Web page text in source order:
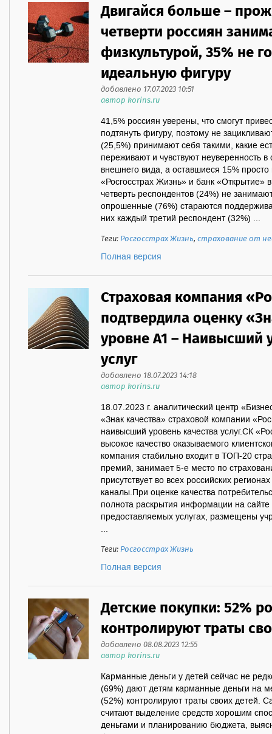
Двигайся больше –
четверти россиян
физкультурой, 35% не
идеальную фигуру
добавлено 17.07.2023 10:51
автор korins.ru
41,5% россиян уверены, что смогут
подтянуть фигуру, поэтому не
(25,5%) принимают себя такими, какие
переживают и чувствуют неуверенность
внешнего вида, а оставшиеся 15%
«Росгосстрах Жизнь» и банк «Открытие»
четверть респондентов (24%) не
опрошенные (76%) стараются
них каждый третий респондент (32%) ...
Теги:Росгосстрах Жизнь,страхование от
Полная версия
Страховая компания
подтвердила оценку
уровне А1 – Наивысший
услуг
добавлено 18.07.2023 14:18
автор korins.ru
18.07.2023 г. аналитический центр
«Знак качества» страховой компании
наивысший уровень качества услуг.СК
высокое качество оказываемого
компания стабильно входит в ТОП-20
премий, занимает 5-е место по
присутствует во всех российских
каналы.При оценке качества
полнота раскрытия информации на сайте
предоставляемых услугах, размещены
...
Теги:Росгосстрах Жизнь
Полная версия
Детские покупки: 52%
контролируют траты
добавлено 08.08.2023 12:55
автор korins.ru
Карманные деньги у детей сейчас не
(69%) дают детям карманные деньги на
(52%) контролируют траты своих детей.
считают выделение средств хорошим
деньгами и планированию бюджета,